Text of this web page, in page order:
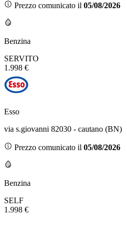
Prezzo comunicato il 05/08/2026
Benzina
SERVITO
1.998 €
Esso
via s.giovanni 82030 - cautano (BN)
Prezzo comunicato il 05/08/2026
Benzina
SELF
1.998 €